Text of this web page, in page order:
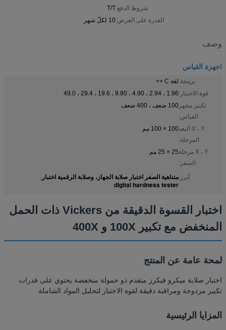
شروط الدفع:T/T
القدرة على العرض:10 لكلّ شهر
وصف
اجهزة القياس
برمجة:لغة C ++
قوة الاختبار:1.96 ، 2.94 ، 4.90 ، 9.80 ، 19.6 ، 29.4 ، 49.0
تكبير مجهر
القياس:
100 ضعف ، 400 ضعف
X ، Y البعد
المرحلة:
100 × 100 مم
X ، Y مرحلة
السفر:
25 × 25 مم
أبرز:متناهية الصغر اختبار صلابة الجهاز، وصلابة الرقمية اختبار ,
digital hardness tester
اختبار القسوة الدقيقة من Vickers ذات الحمل
المنخفض مع تكبير 100X و 400X
لمحة عامة عن المنتج
اختبار صلابة ميكرو فيكرز متقدم ذو حمولة منخفضة يحتوي على قدرات
تكبير مزدوجة ومراقبة دقيقة لقوة الاختبار لتحليل المواد الشاملة
المزايا الرئيسية